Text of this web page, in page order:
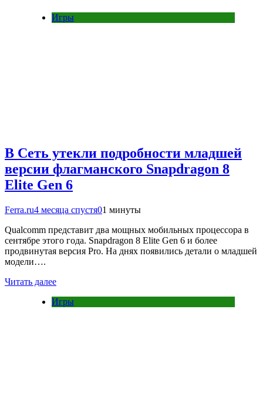
Игры
В Сеть утекли подробности младшей
версии флагманского Snapdragon 8
Elite Gen 6
Ferra.ru4 месяца спустя01 минуты
Qualcomm представит два мощных мобильных процессора в
сентябре этого года. Snapdragon 8 Elite Gen 6 и более
продвинутая версия Pro. На днях появились детали о младшей
модели….
Читать далее
Игры